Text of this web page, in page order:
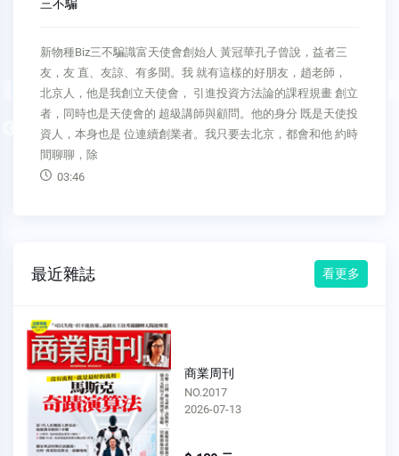
Previous
「國進民退」傷經濟習改口愛民企
FT精選 大讀世界「國進民退」傷經濟 習改口愛民企漢考克
（Tom Hancock） 金融時報》記者大讀世界是一整套深度特別
報 導，由全球《金融時報》記者聯 合運作，以長篇深入原則，
探討國 際、科學或商業領域等關鍵議題。中國內陸城市重慶的
六十五歲億 萬富商劉崇華出生在赤貧農村， 一九八○年代創
業，手
08:44
最近雜誌 看更多
商業周刊
NO.2016
2026-07-06